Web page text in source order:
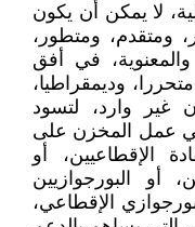
لا يمكن أن يكون
ومتقدم، ومتطور،
في أفق
وديمقراطيا،
غير وارد، لتسود
التي عمل المخزن على
الإقطاعيين، أو
أو البورجوازيين
الإقطاعي،